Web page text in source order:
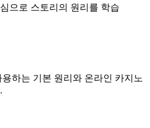
으로 스토리의 원리를 학습
하는 기본 원리와 온라인 카지노